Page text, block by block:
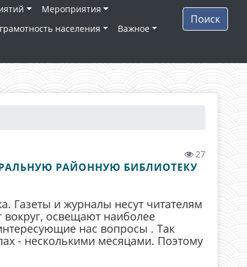
Мероприятия
населения
Важное
Поиск
27
РАЙОННУЮ БИБЛИОТЕКУ
Газеты и журналы несут читателям
освещают наиболее
нас вопросы . Так
- несколькими месяцами. Поэтому